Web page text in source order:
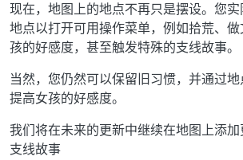
现在，地图上的地点不再只是摆设。您
地点以打开可用操作菜单，例如拾荒、
孩的好感度，甚至触发特殊的支线故事。
当然，您仍然可以保留旧习惯，并通过
提高女孩的好感度。
我们将在未来的更新中继续在地图上添加
支线故事